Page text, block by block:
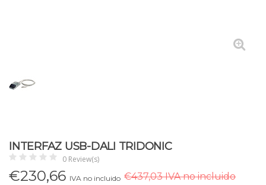
INTERFAZ USB-DALI TRIDONIC
0 Review(s)
€230,66 IVA no incluido €437,03 IVA no incluido